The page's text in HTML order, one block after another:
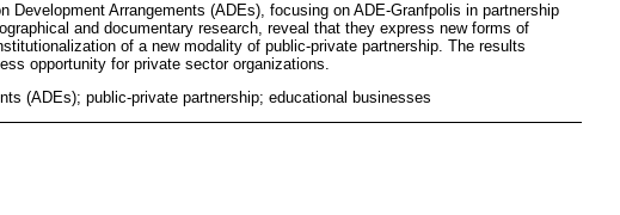
Development Arrangements (ADEs), focusing on ADE-Granfpolis in partnership
and documentary research, reveal that they express new forms of
of a new modality of public-private partnership. The results
opportunity for private sector organizations.
(ADEs); public-private partnership; educational businesses